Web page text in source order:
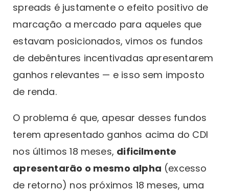
spreads é justamente o efeito positivo de
marcação a mercado para aqueles que
estavam posicionados, vimos os fundos
de debêntures incentivadas apresentarem
ganhos relevantes — e isso sem imposto
de renda.
O problema é que, apesar desses fundos
terem apresentado ganhos acima do CDI
nos últimos 18 meses, dificilmente
apresentarão o mesmo alpha (excesso
de retorno) nos próximos 18 meses, uma